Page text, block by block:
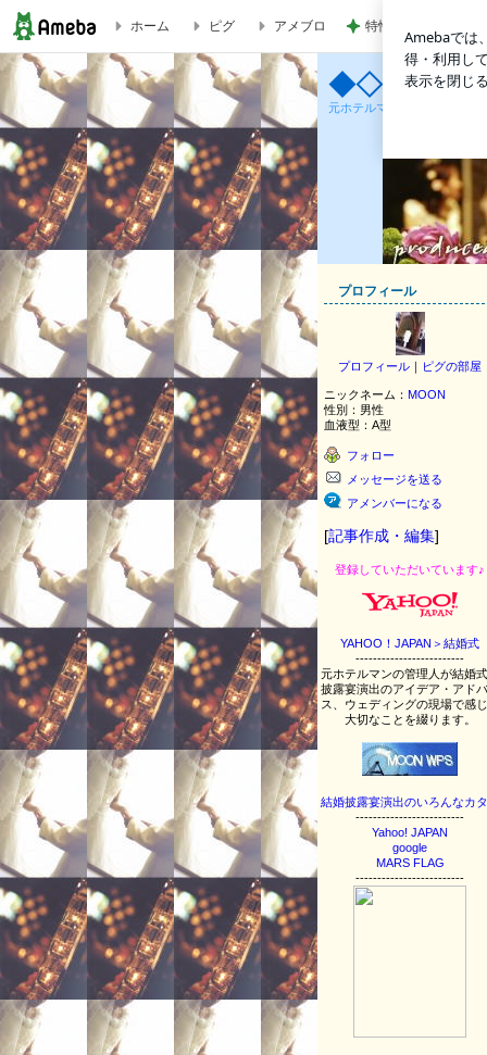
お年玉付き年賀はがき当選番号をすばやくチェックする方法 | ◆◇◆ 結婚披露宴
ホーム ピグ アメブロ 特性か認知症かわか
◆◇◆ 結婚
元ホテルマンの管理人がオ
プロフィール
プロフィール ｜ ピグの部屋
ニックネーム： MOON
性別： 男性
血液型： A型
フォロー
メッセージを送る
アメンバーになる
[記事作成・編集]
登録していただいています♪
YAHOO！JAPAN＞結婚式
-------------------------
元ホテルマンの管理人が結婚式
披露宴演出のアイデア・アド
ス、ウェディングの現場で感
大切なことを綴ります。
結婚披露宴演出のいろんなカ
-------------------------
Yahoo! JAPAN
google
MARS FLAG
-------------------------